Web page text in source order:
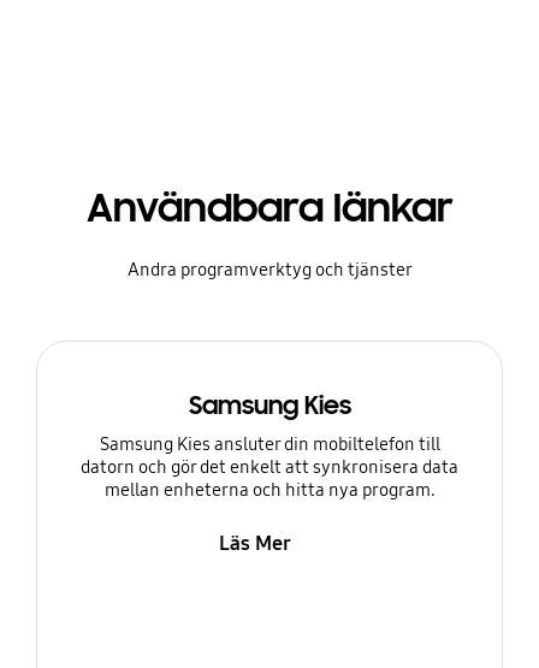
Användbara länkar
Andra programverktyg och tjänster
Samsung Kies
Samsung Kies ansluter din mobiltelefon till
datorn och gör det enkelt att synkronisera data
mellan enheterna och hitta nya program.
Läs Mer